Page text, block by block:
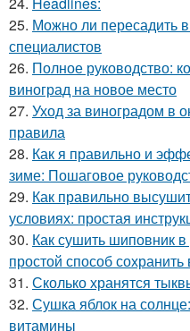
25. Можно ли пересадить
специалистов
26. Полное руководство:
виноград на новое место
27. Уход за виноградом в
правила
28. Как я правильно и
зиме: Пошаговое
29. Как правильно
условиях: простая
30. Как сушить шиповник
простой способ
31. Сколько хранятся
32. Сушка яблок на
витамины